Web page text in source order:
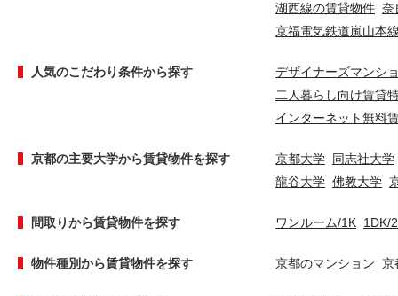
湖西線の賃貸物件 奈
京福電気鉄道嵐山本
人気のこだわり条件から探す
デザイナーズマンシ
二人暮らし向け賃貸
インターネット無料
京都の主要大学から賃貸物件を探す 京都大学 同志社大学
龍谷大学 佛教大学
間取りから賃貸物件を探す ワンルーム/1K 1DK/
物件種別から賃貸物件を探す 京都のマンション 京